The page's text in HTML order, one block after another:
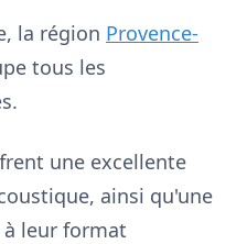
la région Provence-
tous les
une excellente
ainsi qu'une
leur format